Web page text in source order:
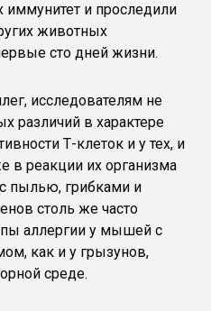
иммунитет и проследили
животных
сто дней жизни.
исследователям не
различий в характере
Т-клеток и у тех, и
в реакции их организма
пылью, грибками и
столь же часто
аллергии у мышей с
как и у грызунов,
среде.